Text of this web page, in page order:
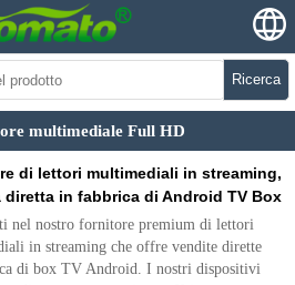
Ricerca
multimediale Full HD
di lettori multimediali in streaming,
diretta in fabbrica di Android TV Box
nel nostro fornitore premium di lettori
in streaming che offre vendite dirette
di box TV Android. I nostri dispositivi